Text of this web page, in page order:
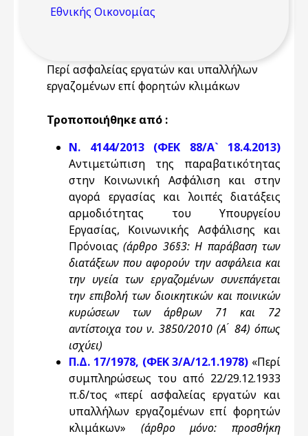
Εθνικής Οικονομίας
Περί ασφαλείας εργατών και υπαλλήλων
εργαζομένων επί φορητών κλιμάκων
Τροποποιήθηκε από :
Ν. 4144/2013 (ΦΕΚ 88/Α` 18.4.2013)
Αντιμετώπιση της παραβατικότητας
στην Κοινωνική Ασφάλιση και στην
αγορά εργασίας και λοιπές διατάξεις
αρμοδιότητας του Υπουργείου
Εργασίας, Κοινωνικής Ασφάλισης και
Πρόνοιας(άρθρο 36§3: Η παράβαση των
διατάξεων που αφορούν την ασφάλεια και
την υγεία των εργαζομένων συνεπάγεται
την επιβολή των διοικητικών και ποινικών
κυρώσεων των άρθρων 71 και 72
αντίστοιχα του ν. 3850/2010 (Α ́ 84) όπως
ισχύει)
Π.Δ. 17/1978, (ΦΕΚ 3/Α/12.1.1978) «Περί
συμπληρώσεως του από 22/29.12.1933
π.δ/τος «περί ασφαλείας εργατών και
υπαλλήλων εργαζομένων επί φορητών
κλιμάκων» (άρθρο μόνο: προσθήκη